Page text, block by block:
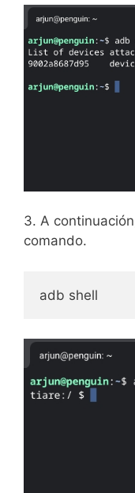
3. A
comando.
adb shell